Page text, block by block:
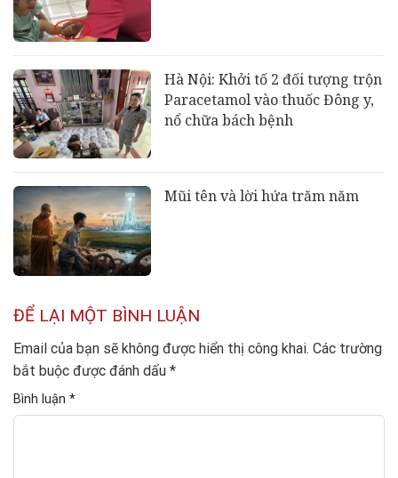
Hà Nội: Khởi tố 2 đối tượng trộn
Paracetamol vào thuốc Đông y,
nổ chữa bách bệnh
Mũi tên và lời hứa trăm năm
ĐỂ LẠI MỘT BÌNH LUẬN
Email của bạn sẽ không được hiển thị công khai. Các trường
bắt buộc được đánh dấu *
Bình luận *